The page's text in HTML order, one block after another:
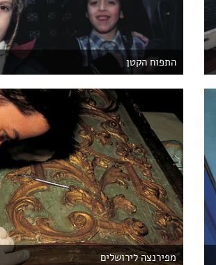
התפוח הקטן
מפירנצה לירושלים